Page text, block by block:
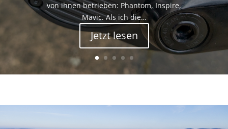
von ihnen betrieben: Phantom, Inspire,
Mavic. Als ich die…
Jetzt lesen